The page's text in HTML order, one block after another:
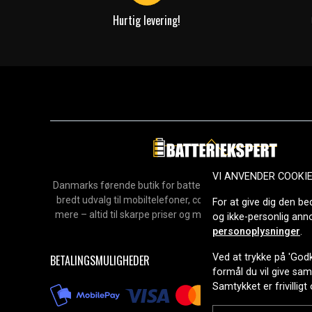
WaveRunner EX / FX Cruiser / VX Cruiser / GP1800R
FX Cruiser HO / FX SVHO / FX Cruis SVHO (–2026)
VX Cruiser / VX Limited / VX-C / VX Deluxe
GP1800R SVHO / GP1800 HO (2021–2026)
EXR / EX Limited / EX Deluxe / EX Sport
JetBlaster DLX (–2026)
HO / GP HO (–2026)
Hurtig levering!
Danmarks førende butik for batterier, opladere og
bredt udvalg til mobiltelefoner, computere, værktøj,
mere – altid til skarpe priser og med hurtig levering.
2006.
BETALINGSMULIGHEDER
VI ANVENDER
For at give dig den
og ikke-personlig
personoplysninger.
Ved at trykke på
formål du vil give
Samtykket er frivilligt